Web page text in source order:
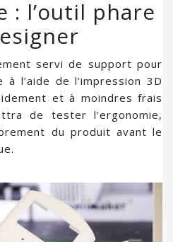
: l’outil phare
servi de support pour
l’aide de l’impression 3D
et à moindres frais
de tester l’ergonomie,
du produit avant le